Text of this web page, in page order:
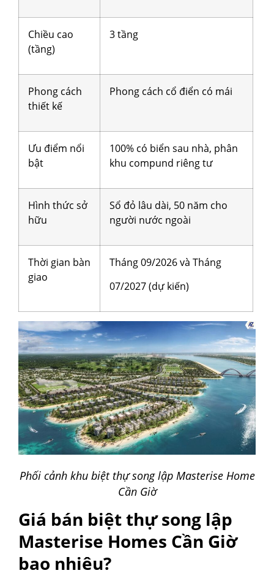
Chiều cao
(tầng)
3 tầng
Phong cách
thiết kế
Phong cách cổ điển có mái
Ưu điểm nổi
bật
100% có biển sau nhà, phân
khu compund riêng tư
Hình thức sở
hữu
Sổ đỏ lâu dài, 50 năm cho
người nước ngoài
Thời gian bàn
giao
Tháng 09/2026 và Tháng
07/2027 (dự kiến)
Phối cảnh khu biệt thự song lập Masterise Home
Cần Giờ
Giá bán biệt thự song lập
Masterise Homes Cần Giờ
bao nhiêu?